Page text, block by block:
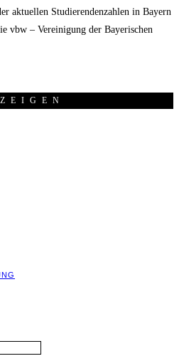
aktuellen Studierendenzahlen in Bayern
vbw – Vereinigung der Bayerischen